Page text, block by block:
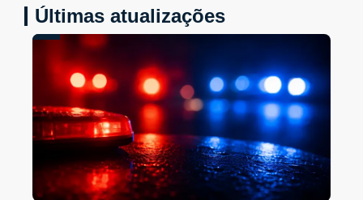
Últimas atualizações